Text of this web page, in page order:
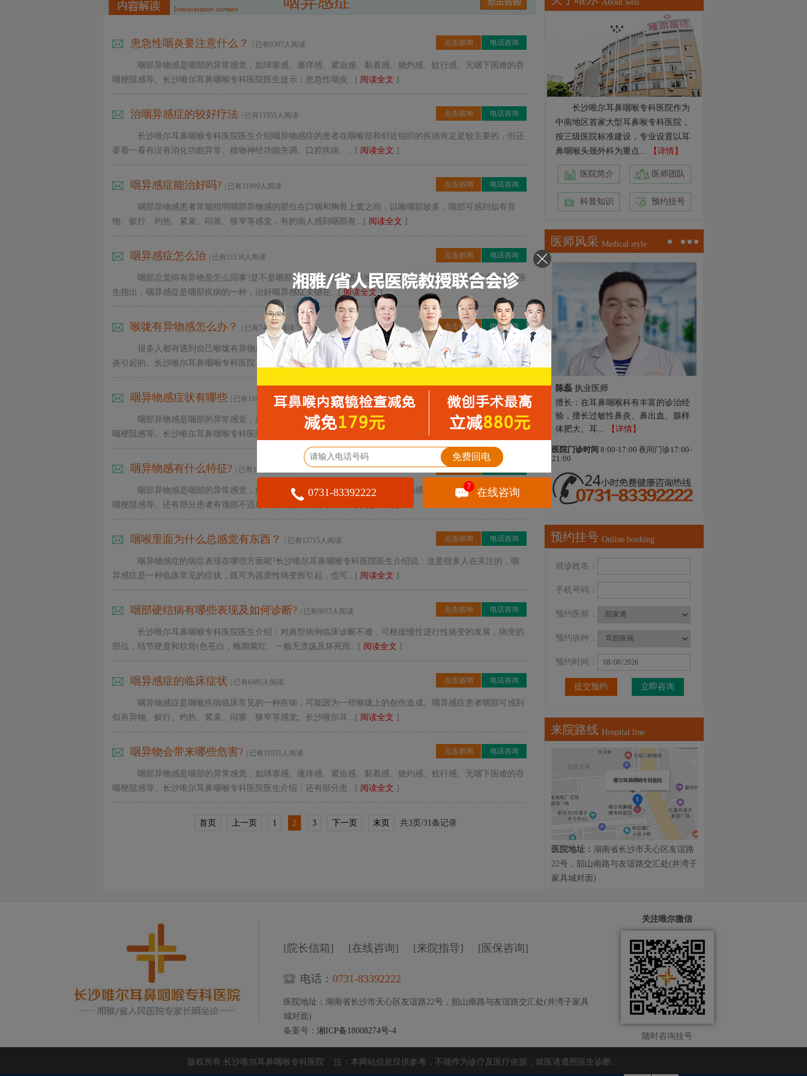
患急性咽炎要注意什么？ | 已有6307人阅读 点击咨询 电话咨询
咽部异物感是咽部的异常感觉，如球塞感、瘙痒感、紧迫感、黏着感、烧灼感、蚊行感、无咽下困难的吞
咽梗阻感等。长沙唯尔耳鼻咽喉专科医院医生提示：患急性咽炎...[ 阅读全文 ]
治咽异感症的较好疗法 | 已有11955人阅读 点击咨询 电话咨询
长沙唯尔耳鼻咽喉专科医院医生介绍咽异物感症的患者在咽喉部和邻近组织的疾病肯定是较主要的，但还
要看一看有没有消化功能异常、植物神经功能失调、口腔疾病、...[ 阅读全文 ]
咽异感症能治好吗? | 已有11999人阅读 点击咨询 电话咨询
咽部异物感患者常能指明咽部异物感的部位在口咽和胸骨上窝之间，以喉咽部较多，咽部可感到似有异
物、蚁行、灼热、紧束、闷塞、狭窄等感觉，有的病人感到咽部有...[ 阅读全文 ]
咽异感症怎么治 | 已有21130人阅读 点击咨询 电话咨询
咽部总觉得有异物是怎么回事?是不是咽部异感症呢?得了咽异感症怎么办了?长沙唯尔耳鼻咽喉专科医院医
生指出，咽异感症是咽部疾病的一种，治好咽异感症关键在...[ 阅读全文]
喉咙有异物感怎么办？ | 已有7468人阅读 点击咨询 电话咨询
很多人都有遇到自己喉咙有异物感、而且恶心甚是红肿等情况。这个时候您就要注意了，这很可能是咽喉
炎引起的。长沙唯尔耳鼻咽喉专科医院耳鼻喉医生提醒您：咽喉...[阅读全文]
咽异物感症状有哪些 | 已有11656人阅读 点击咨询 电话咨询
咽部异物感是咽部的异常感觉，如球塞感、瘙痒感、紧迫感、黏着感、烧灼感、蚊行感、无咽下困难的吞
咽梗阻感等。长沙唯尔耳鼻咽喉专科医院医生介绍：还有部分患...[
咽异物感有什么特征? | 已有11855人阅读 点击咨询 电话咨询
咽部异物感是咽部的异常感觉，如球塞感、瘙痒感、紧迫感、黏着感、烧灼感、蚊行感、无咽下困难的吞
咽梗阻感等。还有部分患者有颈部不适感、紧迫感、自觉呼吸不...[
咽喉里面为什么总感觉有东西？ | 已有12715人阅读 点击咨询 电话咨询
咽异物感症的病症表现在哪些方面呢?长沙唯尔耳鼻咽喉专科医院医生介绍说：这是很多人在关注的，咽
异感症是一种临床常见的症状，既可为器质性病变所引起，也可...[ 阅读全文 ]
咽部硬结病有哪些表现及如何诊断? | 已有6615人阅读 点击咨询 电话咨询
长沙唯尔耳鼻咽喉专科医院医生介绍：对典型病例临床诊断不难，可根据慢性进行性病变的发展，病变的
部位，结节硬度和软骨(色苍白，晚期紫红、一般无溃疡及坏死而...[ 阅读全文 ]
咽异感症的临床症状 | 已有6485人阅读 点击咨询 电话咨询
咽异物感症是咽喉疾病临床常见的一种疾病，可能因为一些喉咙上的创伤造成。咽异感症患者咽部可感到
似有异物、蚁行、灼热、紧束、闷塞、狭窄等感觉。长沙唯尔耳...[ 阅读全文 ]
咽异物会带来哪些危害? | 已有11931人阅读 点击咨询 电话咨询
咽部异物感是咽部的异常感觉，如球塞感、瘙痒感、紧迫感、黏着感、烧灼感、蚊行感、无咽下困难的吞
咽梗阻感等。长沙唯尔耳鼻咽喉专科医院医生介绍：还有部分患...[ 阅读全文 ]
首页 上一页 1 2 3 下一页 末页 共3页/31条记录
About well
长沙唯尔耳鼻咽喉专科医院作为
中南地区首家大型耳鼻喉专科医院，
按三级医院标准建设，专业设置以耳
鼻咽喉头颈外科为重点...
【详情】
医院简介 医师团队
科普知识 预约挂号
医师风采 Medical style
陈磊 执业医师
擅长：在耳鼻咽喉科有丰富的诊治经
验，擅长过敏性鼻炎、鼻出血、腺样
体肥大、耳...
【详情】
医院门诊时间 8:00-17:00 夜间门诊17:00-
21:00
预约挂号 Online booking
就诊姓名：
手机号码：
预约医师：
预约病种：
预约时间：
立即咨询
来院路线 Hospital line
医院地址： 湖南省长沙市天心区友谊路
22号，韶山南路与友谊路交汇处(井湾子
家具城对面)
[院长信箱] [在线咨询] [来院指导] [医保咨询]
电话： 0731-83392222
医院地址：湖南省长沙市天心区友谊路22号，韶山南路与友谊路交汇处(井湾子家具
城对面)
备案号： 湘ICP备18008274号-4
关注唯尔微信
随时咨询挂号
版权所有:长沙唯尔耳鼻咽喉专科医院 注：本网站信息仅供参考，不能作为诊疗及医疗依据，就医请遵照医生诊断。
健
资
讯
通
道
免费回电
0731-83392222 7 在线咨询